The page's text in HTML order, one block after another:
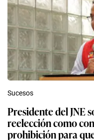
Sucesos
Presidente del JNE
reelección como
prohibición para